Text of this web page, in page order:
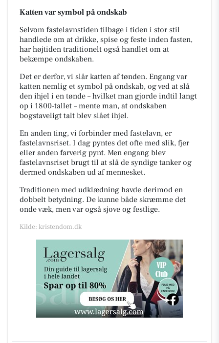
Katten var symbol på ondskab
Selvom fastelavnstiden tilbage i tiden i stor stil
handlede om at drikke, spise og feste inden fasten,
har højtiden traditionelt også handlet om at
bekæmpe ondskaben.
Det er derfor, vi slår katten af tønden. Engang var
katten nemlig et symbol på ondskab, og ved at slå
den ihjel i en tønde – hvilket man gjorde indtil langt
op i 1800-tallet – mente man, at ondskaben
bogstaveligt talt blev slået ihjel.
En anden ting, vi forbinder med fastelavn, er
fastelavnsriset. I dag pyntes det ofte med slik, fjer
eller anden farverig pynt. Men engang blev
fastelavnsriset brugt til at slå de syndige tanker og
dermed ondskaben ud af mennesket.
Traditionen med udklædning havde derimod en
dobbelt betydning. De kunne både skræmme det
onde væk, men var også sjove og festlige.
Kilde: kristendom.dk